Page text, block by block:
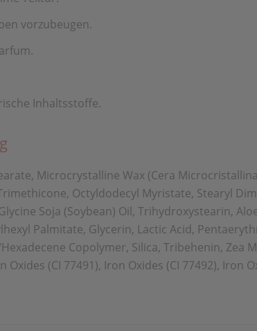
vorzubeugen.
Inhaltsstoffe.
Microcrystalline Wax (Cera
Octyldodecyl Myristate, Stearyl
Soja (Soybean) Oil, Trihydroxystearin,
Palmitate, Glycerin, Lactic Acid,
Copolymer, Silica, Tribehenin, Zea
Oxides (CI 77491), Iron Oxides (CI 77492), Iron